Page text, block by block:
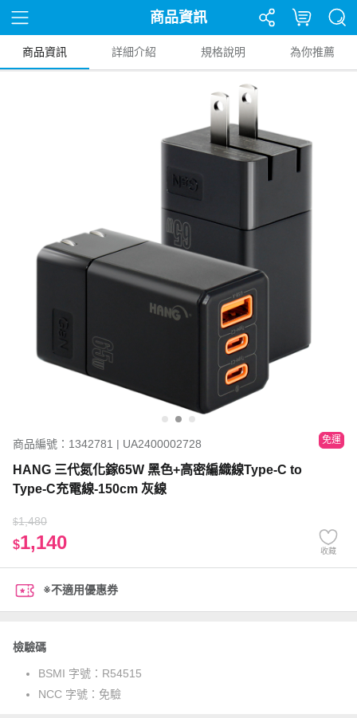
商品資訊
商品資訊 詳細介紹 規格說明 為你推薦
商品編號：1342781 | UA2400002728 免運
HANG 三代氮化鎵65W 黑色+高密編織線Type-C to
Type-C充電線-150cm 灰線
$1,480
$1,140 收藏
※不適用優惠券
檢驗碼
BSMI 字號： R54515
NCC 字號： 免驗